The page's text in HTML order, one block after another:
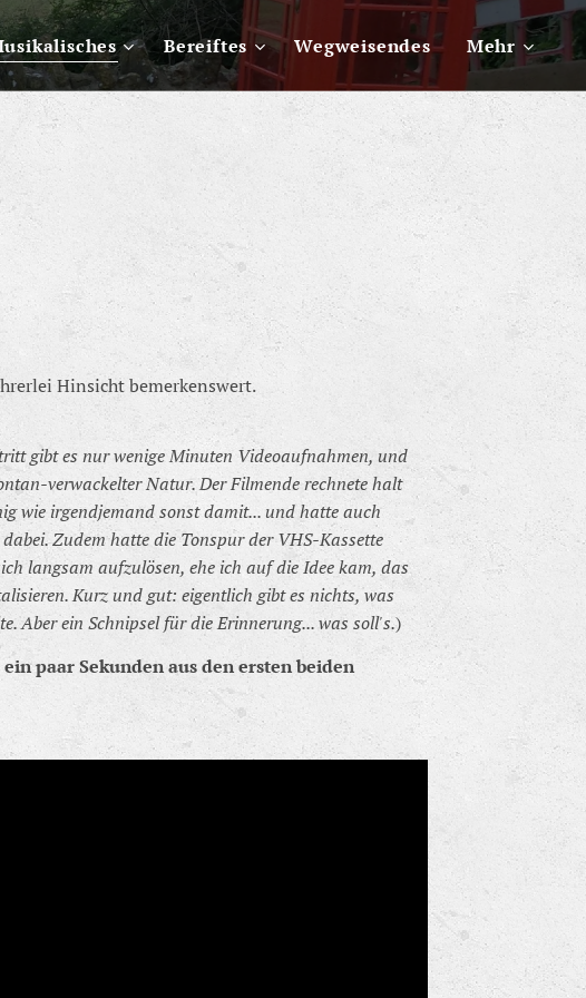
Bereiftes Wegweisendes Mehr
Hinsicht bemerkenswert.
gibt es nur wenige Minuten Videoaufnahmen, und
verwackelter Natur. Der Filmende rechnete halt
wie irgendjemand sonst damit... und hatte auch
Zudem hatte die Tonspur der VHS-Kassette
langsam aufzulösen, ehe ich auf die Idee kam, das
Kurz und gut: eigentlich gibt es nichts, was
Aber ein Schnipsel für die Erinnerung... was soll's.)
paar Sekunden aus den ersten beiden